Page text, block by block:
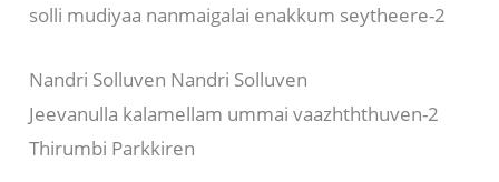
solli mudiyaa nanmaigalai enakkum seytheere-2
Nandri Solluven Nandri Solluven
Jeevanulla kalamellam ummai vaazhththuven-2
Thirumbi Parkkiren